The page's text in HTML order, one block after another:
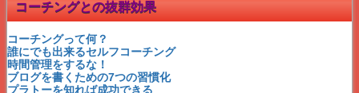
アップ選びの盲点
ロベルトバッジョ名言集
偉大なるロベルトバッジョ
アップ選びの落とし穴
アムウェイのタイトルと収入
1010カーネルサンダース
シングルマザー佳川奈未
コーチングとの抜群効果
コーチングって何？
誰にでも出来るセルフコーチング
時間管理をするな！
ブログを書くための7つの習慣化
プラトーを知れば成功できる